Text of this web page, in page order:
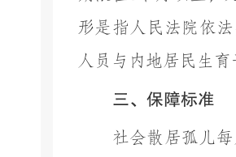
形是指人民法院依
人员与内地居民生
三、保障标准
社会散居孤儿